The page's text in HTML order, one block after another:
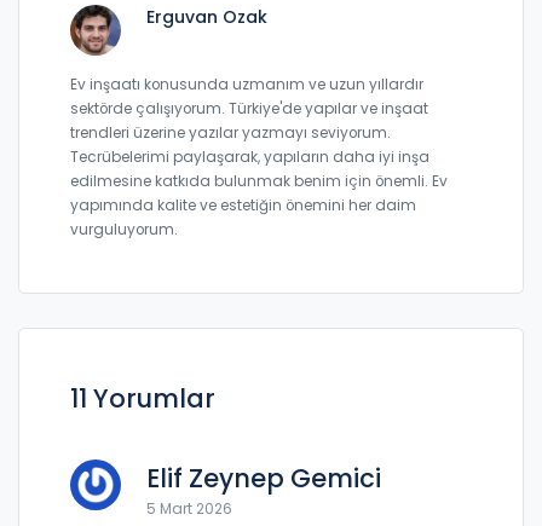
Erguvan Ozak
Ev inşaatı konusunda uzmanım ve uzun yıllardır
sektörde çalışıyorum. Türkiye'de yapılar ve inşaat
trendleri üzerine yazılar yazmayı seviyorum.
Tecrübelerimi paylaşarak, yapıların daha iyi inşa
edilmesine katkıda bulunmak benim için önemli. Ev
yapımında kalite ve estetiğin önemini her daim
vurguluyorum.
11 Yorumlar
Elif Zeynep Gemici
5 Mart 2026